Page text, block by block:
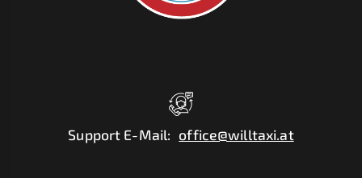
Support E-Mail: office@willtaxi.at